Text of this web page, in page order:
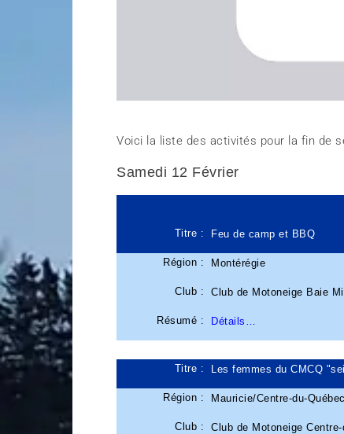
Voici la liste des activités pour la fin de
Samedi 12 Février
Titre : Feu de camp et BBQ
Région : Montérégie
Club :Club de Motoneige Baie
Résumé : Détails…
Titre : Les femmes du CMCQ
Région : Mauricie/Centre-du-Québec
Club :Club de Motoneige Centre-